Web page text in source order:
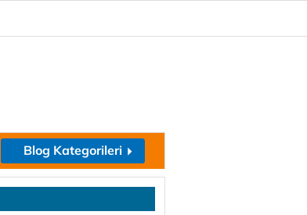
Blog Kategorileri